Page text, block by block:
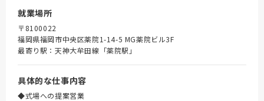
就業場所
〒8100022
福岡県福岡市中央区薬院1-14-5 MG薬院ビル3F
最寄り駅：天神大牟田線「薬院駅」
具体的な仕事内容
◆式場への提案営業